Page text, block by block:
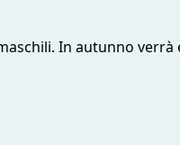
In autunno